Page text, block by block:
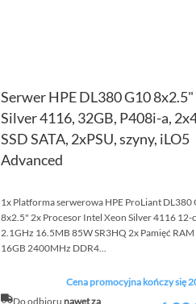
Serwer HPE DL380 G10 8x2.5"
Silver 4116, 32GB, P408i-a,
SSD SATA, 2xPSU, szyny, iLO5
Advanced
1x Platforma serwerowa HPE ProLiant DL380
8x2.5" 2x Procesor Intel Xeon Silver 4116 12-
2.1GHz 16.5MB 85W SR3HQ 2x Pamięć RAM
16GB 2400MHz DDR4...
Do odbioru nawet za
Cena promocyjna kończy się